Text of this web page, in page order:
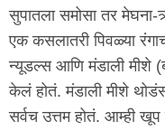
सुपातला समोसा तर
एक कसलातरी पिवळ्या
न्यूडल्स आणि मंडाली मीशे
केलं होतं. मंडाली मीशे
सर्वच उत्तम होतं. आम्ही